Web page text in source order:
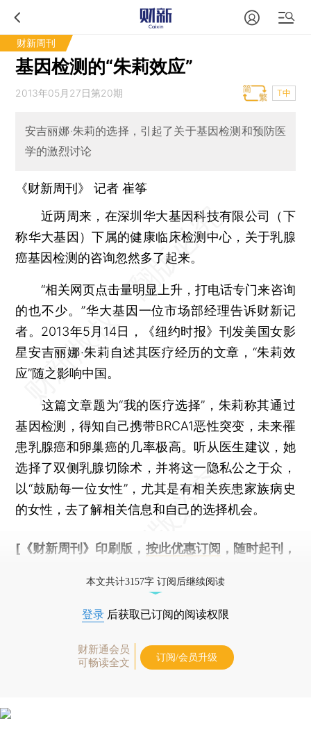
财新周刊
基因检测的“朱莉效应”
2013年05月27日第20期 T中
安吉丽娜·朱莉的选择，引起了关于基因检测和预防医
学的激烈讨论
《财新周刊》 记者崔筝
近两周来，在深圳华大基因科技有限公司（下
称华大基因）下属的健康临床检测中心，关于乳腺
癌基因检测的咨询忽然多了起来。
“相关网页点击量明显上升，打电话专门来咨询
的也不少。”华大基因一位市场部经理告诉财新记
者。2013年5月14日，《纽约时报》刊发美国女影
星安吉丽娜·朱莉自述其医疗经历的文章，“朱莉效
应”随之影响中国。
这篇文章题为“我的医疗选择”，朱莉称其通过
基因检测，得知自己携带BRCA1恶性突变，未来罹
患乳腺癌和卵巢癌的几率极高。听从医生建议，她
选择了双侧乳腺切除术，并将这一隐私公之于众，
以“鼓励每一位女性”，尤其是有相关疾患家族病史
的女性，去了解相关信息和自己的选择机会。
[《财新周刊》印刷版， 按此优惠订阅 ，随时起刊，
本文共计3157字 订阅后继续阅读
登录 后获取已订阅的阅读权限
财新通会员
可畅读全文
订阅/会员升级